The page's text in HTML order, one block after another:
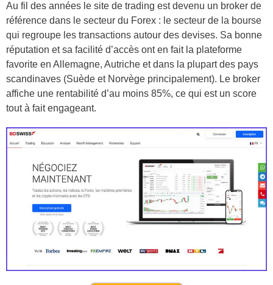
Au fil des années le site de trading est devenu un broker de
référence dans le secteur du Forex : le secteur de la bourse
qui regroupe les transactions autour des devises. Sa bonne
réputation et sa facilité d’accès ont en fait la plateforme
favorite en Allemagne, Autriche et dans la plupart des pays
scandinaves (Suède et Norvège principalement). Le broker
affiche une rentabilité d’au moins 85%, ce qui est un score
tout à fait engageant.